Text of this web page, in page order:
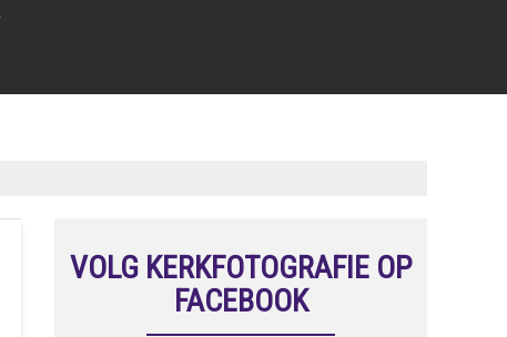
VOLG KERKFOTOGRAFIE OP
FACEBOOK